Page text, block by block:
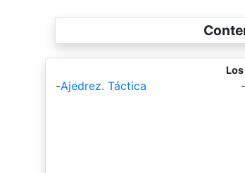
-Ajedrez. Táctica -